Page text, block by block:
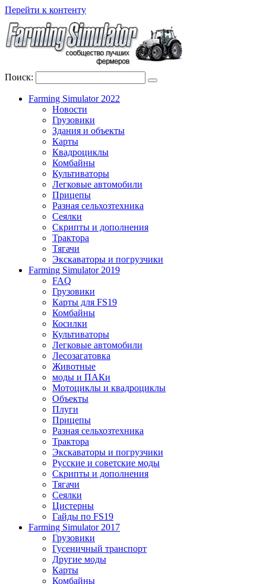
Перейти к контенту
Поиск:
Farming Simulator 2022
Новости
Грузовики
Здания и объекты
Карты
Квадроциклы
Комбайны
Культиваторы
Легковые автомобили
Прицепы
Разная сельхозтехника
Сеялки
Скрипты и дополнения
Трактора
Тягачи
Экскаваторы и погрузчики
Farming Simulator 2019
FAQ
Грузовики
Карты для FS19
Комбайны
Косилки
Культиваторы
Легковые автомобили
Лесозагатовка
Животные
моды и ПАКи
Мотоциклы и квадроциклы
Объекты
Плуги
Прицепы
Разная сельхозтехника
Трактора
Экскаваторы и погрузчики
Русские и советские моды
Скрипты и дополнения
Тягачи
Сеялки
Цистерны
Гайды по FS19
Farming Simulator 2017
Грузовики
Гусеничный транспорт
Другие моды
Карты
Комбайны